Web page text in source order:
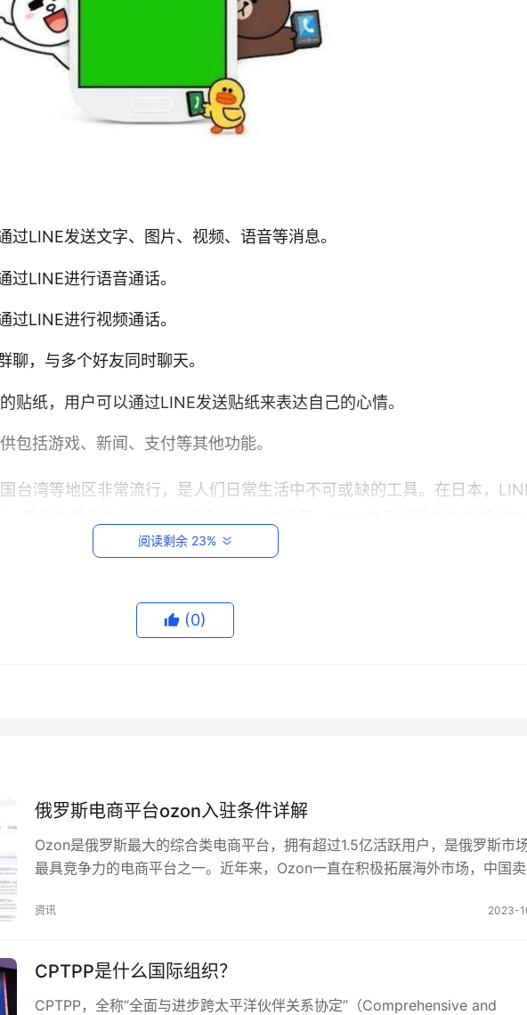
过LINE发送文字、图片、视频、语音等消息。
过LINE进行语音通话。
过LINE进行视频通话。
聊，与多个好友同时聊天。
贴纸，用户可以通过LINE发送贴纸来表达自己的心情。
包括游戏、新闻、支付等其他功能。
台湾等地区非常流行，是人们日常生活中不可或缺的工具。在日本，
软件。在中国台湾，LINE的月活跃用户数超过2100万，是台湾最受欢迎
的社交功能丰富，帮助用户建立联系。
方便的即时通讯软件，在全球拥有众多用户。如果你还没有使用LINE，
阅读剩余 23%
(0)
俄罗斯电商平台ozon入驻条件详解
Ozon是俄罗斯最大的综合类电商平台，拥有超过1.5亿活跃用户，是俄罗斯市
最具竞争力的电商平台之一。近年来，Ozon一直在积极拓展海外市场，中国卖
资讯 2023-
CPTPP是什么国际组织？
CPTPP，全称“全面与进步跨太平洋伙伴关系协定”（Comprehensive and